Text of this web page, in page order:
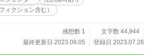
く降り注ぐ想定外。心身共に傷付きながら、しかし
歩ずつ歩みを進める。一人の女性に見守られなが
ィクション含む）
感想数 1
文字数 44,944
最終更新日 2023.09.05
登録日 2023.07.26